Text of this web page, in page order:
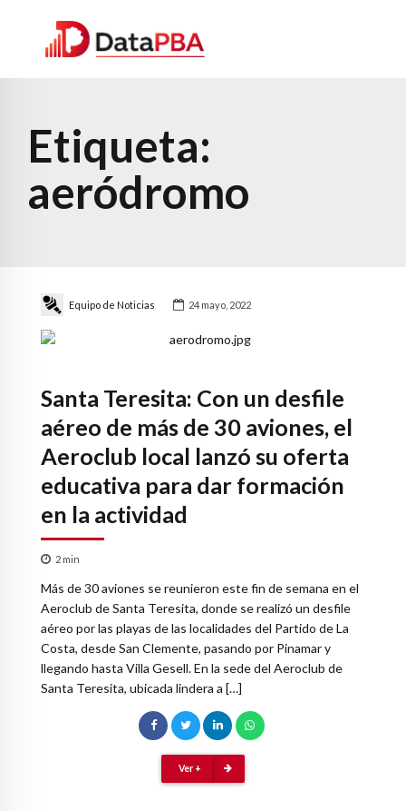
Etiqueta:
aeródromo
Equipo de Noticias 24 mayo, 2022
Santa Teresita: Con un desfile
aéreo de más de 30 aviones, el
Aeroclub local lanzó su oferta
educativa para dar formación
en la actividad
2 min
Más de 30 aviones se reunieron este fin de semana en el
Aeroclub de Santa Teresita, donde se realizó un desfile
aéreo por las playas de las localidades del Partido de La
Costa, desde San Clemente, pasando por Pinamar y
llegando hasta Villa Gesell. En la sede del Aeroclub de
Santa Teresita, ubicada lindera a […]
Ver +